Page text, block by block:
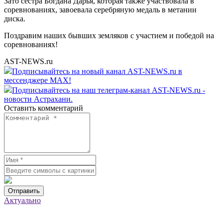
соревнованиях, завоевала серебряную медаль в метании
диска.
Поздравим наших бывших земляков с участием и победой на
соревнованиях!
AST-NEWS.ru
Подписывайтесь на новый канал AST-NEWS.ru в
мессенджере MAX!
Подписывайтесь на наш телеграм-канал AST-NEWS.ru -
новости Астрахани.
Оставить комментарий
Отправить
Актуально